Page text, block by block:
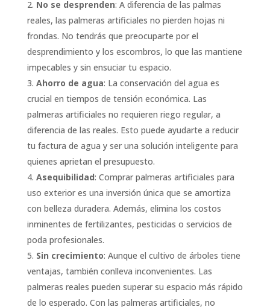
No se desprenden: A diferencia de las palmas
reales, las palmeras artificiales no pierden hojas ni
frondas. No tendrás que preocuparte por el
desprendimiento y los escombros, lo que las mantiene
impecables y sin ensuciar tu espacio.
Ahorro de agua: La conservación del agua es
crucial en tiempos de tensión económica. Las
palmeras artificiales no requieren riego regular, a
diferencia de las reales. Esto puede ayudarte a reducir
tu factura de agua y ser una solución inteligente para
quienes aprietan el presupuesto.
Asequibilidad: Comprar palmeras artificiales para
uso exterior es una inversión única que se amortiza
con belleza duradera. Además, elimina los costos
inminentes de fertilizantes, pesticidas o servicios de
poda profesionales.
Sin crecimiento: Aunque el cultivo de árboles tiene
ventajas, también conlleva inconvenientes. Las
palmeras reales pueden superar su espacio más rápido
de lo esperado. Con las palmeras artificiales, no